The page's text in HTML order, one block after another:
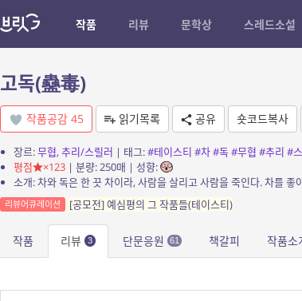
작품 리뷰 문학상 스레드소설
고독(蠱毒)
작품공감 45 읽기목록 공유 숏코드복사
장르:무협, 추리/스릴러 | 태그:#테이스티 #차#독#무협 #추리 #
평점
×123| 분량: 250매 | 성향:
리뷰어큐레이션 [공모전] 예심평의 그 작품들(테이스티)
작품 리뷰 3 단문응원 61 책갈피 작품소